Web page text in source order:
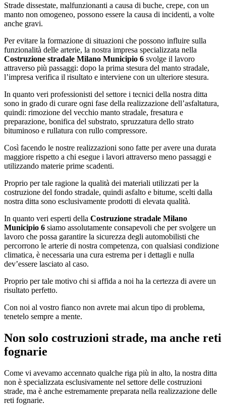
Strade dissestate, malfunzionanti a causa di buche, crepe, con un
manto non omogeneo, possono essere la causa di incidenti, a volte
anche gravi.
Per evitare la formazione di situazioni che possono influire sulla
funzionalità delle arterie, la nostra impresa specializzata nella
Costruzione stradale Milano Municipio 6 svolge il lavoro
attraverso più passaggi: dopo la prima stesura del manto stradale,
l’impresa verifica il risultato e interviene con un ulteriore stesura.
In quanto veri professionisti del settore i tecnici della nostra ditta
sono in grado di curare ogni fase della realizzazione dell’asfaltatura,
quindi: rimozione del vecchio manto stradale, fresatura e
preparazione, bonifica del substrato, spruzzatura dello strato
bituminoso e rullatura con rullo compressore.
Così facendo le nostre realizzazioni sono fatte per avere una durata
maggiore rispetto a chi esegue i lavori attraverso meno passaggi e
utilizzando materie prime scadenti.
Proprio per tale ragione la qualità dei materiali utilizzati per la
costruzione del fondo stradale, quindi asfalto e bitume, scelti dalla
nostra ditta sono esclusivamente prodotti di elevata qualità.
In quanto veri esperti della Costruzione stradale Milano
Municipio 6 siamo assolutamente consapevoli che per svolgere un
lavoro che possa garantire la sicurezza degli automobilisti che
percorrono le arterie di nostra competenza, con qualsiasi condizione
climatica, è necessaria una cura estrema per i dettagli e nulla
dev’essere lasciato al caso.
Proprio per tale motivo chi si affida a noi ha la certezza di avere un
risultato perfetto.
Con noi al vostro fianco non avrete mai alcun tipo di problema,
tenetelo sempre a mente.
Non solo costruzioni strade, ma anche reti
fognarie
Come vi avevamo accennato qualche riga più in alto, la nostra ditta
non è specializzata esclusivamente nel settore delle costruzioni
strade, ma è anche estremamente preparata nella realizzazione delle
reti fognarie.